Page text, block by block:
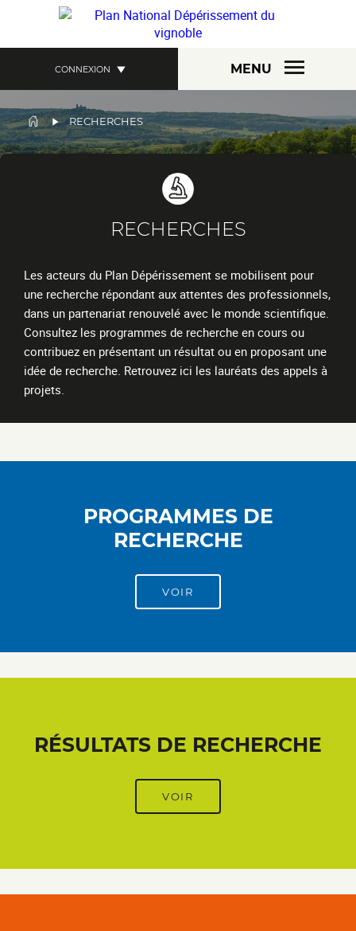
contenu
CONNEXION MENU
FIL
D'ARIANE
RECHERCHES
RECHERCHES
Les acteurs du Plan Dépérissement se mobilisent pour
une recherche répondant aux attentes des professionnels,
dans un partenariat renouvelé avec le monde scientifique.
Consultez les programmes de recherche en cours ou
contribuez en présentant un résultat ou en proposant une
idée de recherche. Retrouvez ici les lauréats des appels à
projets.
PROGRAMMES DE
RECHERCHE
VOIR
RÉSULTATS DE RECHERCHE
VOIR